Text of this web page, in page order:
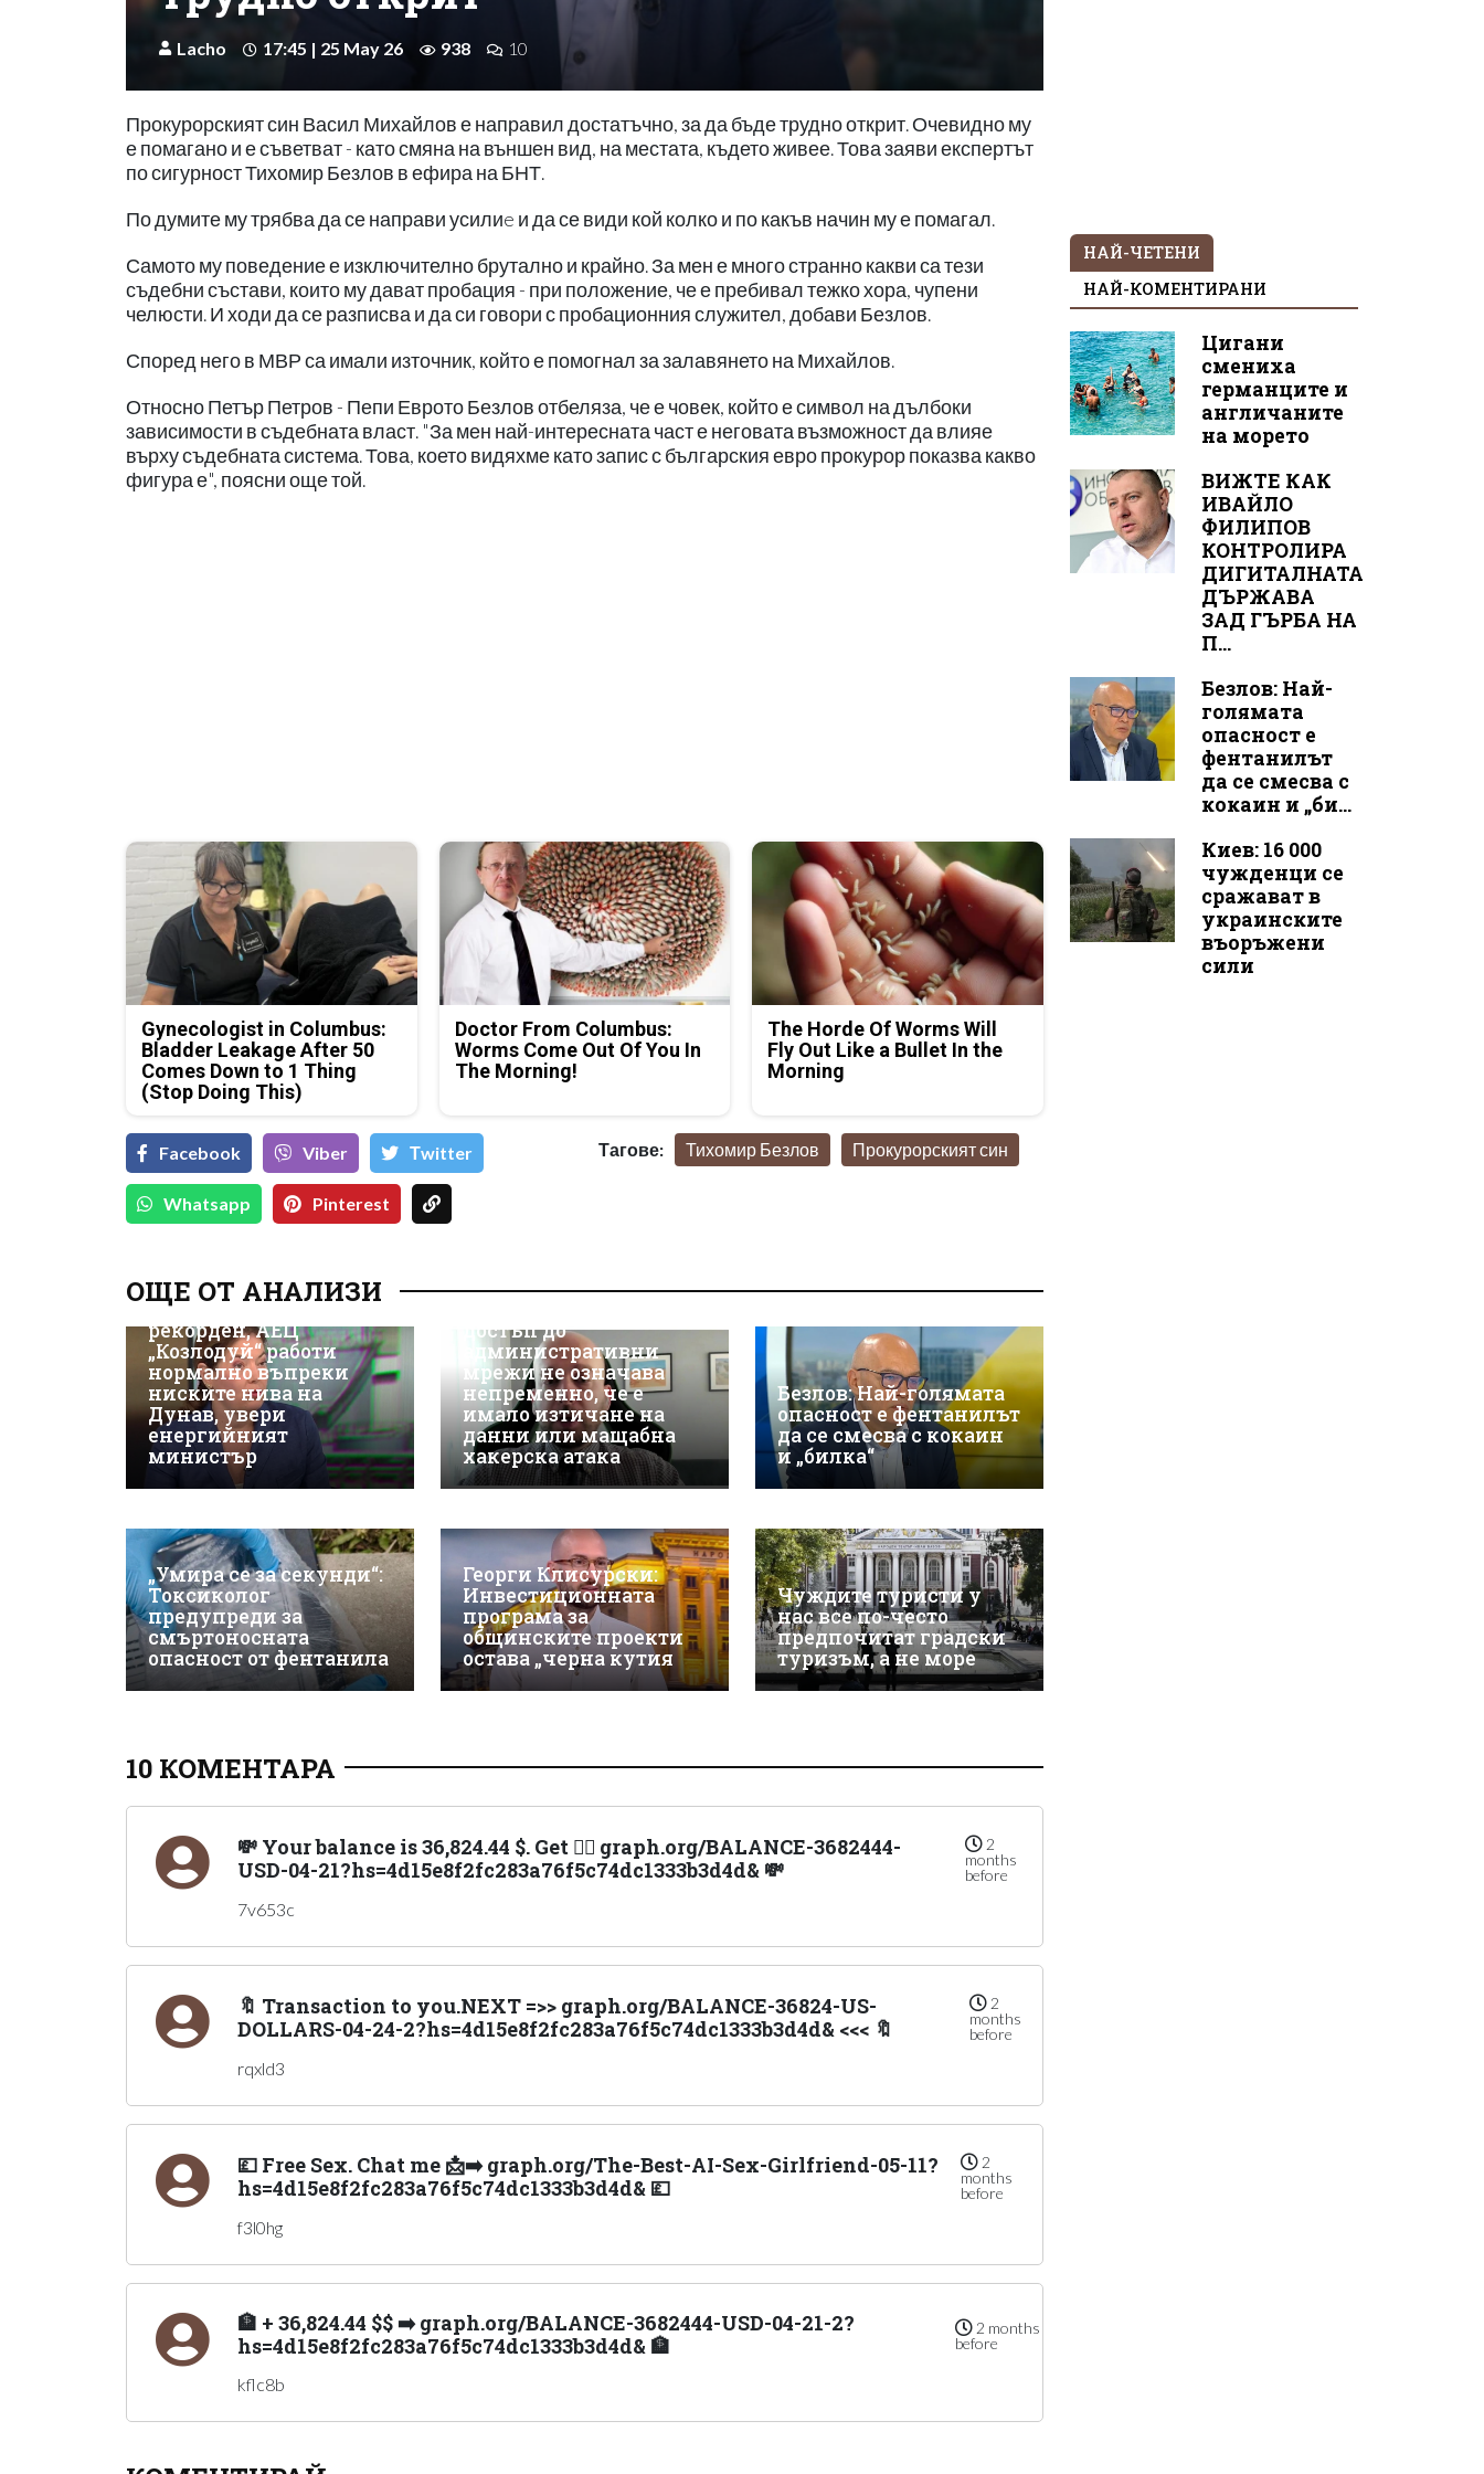
Lacho 17:45 | 25 May 26 938 10
Прокурорският син Васил Михайлов е направил достатъчно, за да бъде трудно открит. Очевидно му
е помагано и е съветват - като смяна на външен вид, на местата, където живее. Това заяви експертът
по сигурност Тихомир Безлов в ефира на БНТ.
По думите му трябва да се направи усилиe и да се види кой колко и по какъв начин му е помагал.
Самото му поведение е изключително брутално и крайно. За мен е много странно какви са тези
съдебни състави, които му дават пробация - при положение, че е пребивал тежко хора, чупени
челюсти. И ходи да се разписва и да си говори с пробационния служител, добави Безлов.
Според него в МВР са имали източник, който е помогнал за залавянето на Михайлов.
Относно Петър Петров - Пепи Еврото Безлов отбеляза, че е човек, който е символ на дълбоки
зависимости в съдебната власт. "За мен най-интересната част е неговата възможност да влияе
върху съдебната система. Това, което видяхме като запис с българския евро прокурор показва какво
фигура е", поясни още той.
Gynecologist in Columbus:
Bladder Leakage After 50
Comes Down to 1 Thing
(Stop Doing This)
Doctor From Columbus:
Worms Come Out Of You In
The Morning!
The Horde Of Worms Will
Fly Out Like a Bullet In the
Morning
Facebook Viber Тwitter
Whatsapp Pinterest
Тагове: Тихомир Безлов Прокурорският син
ОЩЕ ОТ АНАЛИЗИ
Износът на ток е
рекорден, АЕЦ
„Козлодуй“ работи
нормално въпреки
ниските нива на
Дунав, увери
енергийният
министър
киберсигурност:
достъп до
административни
мрежи не означава
непременно, че е
имало изтичане на
данни или мащабна
хакерска атака
Безлов: Най-голямата
опасност е фентанилът
да се смесва с кокаин
и „билка“
„Умира се за секунди“:
Токсиколог
предупреди за
смъртоносната
опасност от фентанила
Георги Клисурски:
Инвестиционната
програма за
общинските проекти
остава „черна кутия
Чуждите туристи у
нас все по-често
предпочитат градски
туризъм, а не море
10 КОМЕНТАРА
💸 Your balance is 36,824.44 $. Get 👉🏽 graph.org/BALANCE-3682444-
USD-04-21?hs=4d15e8f2fc283a76f5c74dc1333b3d4d& 💸
2
months
before
7v653c
🔖 Transaction to you.NEXT =>> graph.org/BALANCE-36824-US-
DOLLARS-04-24-2?hs=4d15e8f2fc283a76f5c74dc1333b3d4d& <<< 🔖
2
months
before
rqxld3
💷 Free Sex. Chat me 📩➡️ graph.org/The-Best-AI-Sex-Girlfriend-05-11?
hs=4d15e8f2fc283a76f5c74dc1333b3d4d& 💷
2
months
before
f3l0hg
🏦 + 36,824.44 $$ ➡️ graph.org/BALANCE-3682444-USD-04-21-2?
hs=4d15e8f2fc283a76f5c74dc1333b3d4d& 🏦
2 months
before
kflc8b
НАЙ-ЧЕТЕНИ
НАЙ-КОМЕНТИРАНИ
Цигани
смениха
германците и
англичаните
на морето
ВИЖТЕ КАК
ИВАЙЛО
ФИЛИПОВ
КОНТРОЛИРА
ДИГИТАЛНАТА
ДЪРЖАВА
ЗАД ГЪРБА НА
П...
Безлов: Най-
голямата
опасност е
фентанилът
да се смесва с
кокаин и „би...
Киев: 16 000
чужденци се
сражават в
украинските
въоръжени
сили